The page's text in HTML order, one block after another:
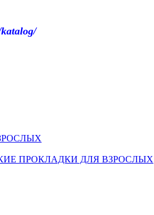
ПРОКЛАДКИ ДЛЯ ВЗРОСЛЫХ